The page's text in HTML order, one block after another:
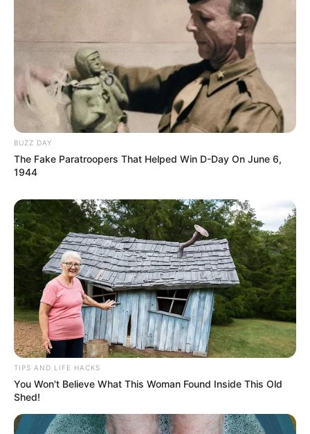
BUZZ DAY
The Fake Paratroopers That Helped Win D-Day On June 6,
1944
TIPS AND LIFE HACKS
You Won't Believe What This Woman Found Inside This Old
Shed!